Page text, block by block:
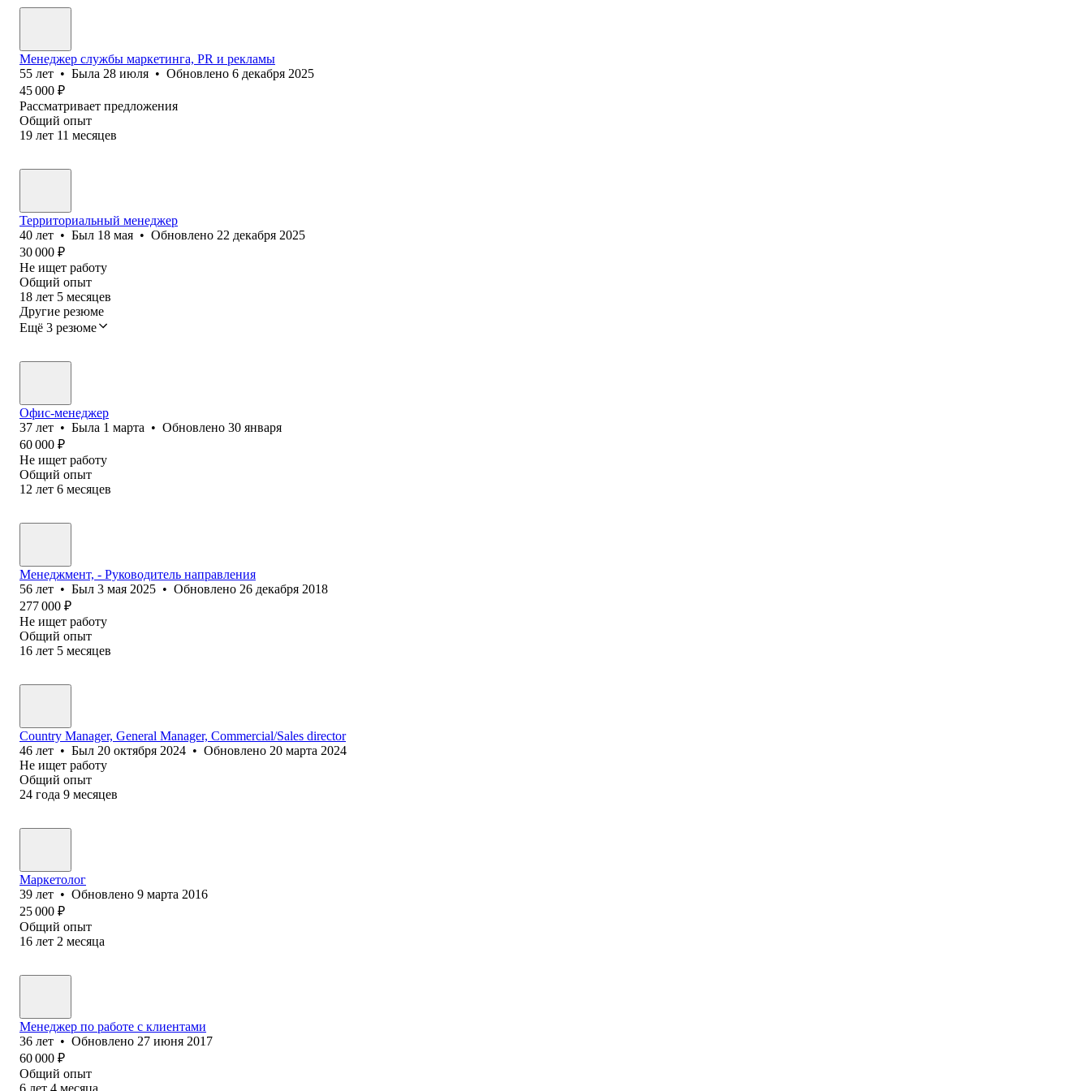
Менеджер службы маркетинга, PR и рекламы
55 лет • Была 28 июля • Обновлено 6 декабря 2025
45 000 ₽
Рассматривает предложения
Общий опыт
19 лет 11 месяцев
Территориальный менеджер
40 лет • Был 18 мая • Обновлено 22 декабря 2025
30 000 ₽
Не ищет работу
Общий опыт
18 лет 5 месяцев
Другие резюме
Ещё 3 резюме
Офис-менеджер
37 лет • Была 1 марта • Обновлено 30 января
60 000 ₽
Не ищет работу
Общий опыт
12 лет 6 месяцев
Менеджмент, - Руководитель направления
56 лет • Был 3 мая 2025 • Обновлено 26 декабря 2018
277 000 ₽
Не ищет работу
Общий опыт
16 лет 5 месяцев
Country Manager, General Manager, Commercial/Sales director
46 лет • Был 20 октября 2024 • Обновлено 20 марта 2024
Не ищет работу
Общий опыт
24 года 9 месяцев
Маркетолог
39 лет • Обновлено 9 марта 2016
25 000 ₽
Общий опыт
16 лет 2 месяца
Менеджер по работе с клиентами
36 лет • Обновлено 27 июня 2017
60 000 ₽
Общий опыт
6 лет 4 месяца